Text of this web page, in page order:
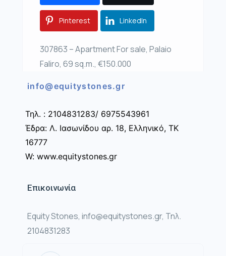
Pinterest LinkedIn
307863 – Apartment For sale, Palaio
Faliro, 69 sq.m., €150.000
info@equitystones.gr
Τηλ. : 2104831283/ 6975543961
Έδρα: Λ. Ιασωνίδου αρ. 18, Ελληνικό, ΤΚ
16777
W: www.equitystones.gr
Επικοινωνία
Equity Stones, info@equitystones.gr, Τηλ.
2104831283